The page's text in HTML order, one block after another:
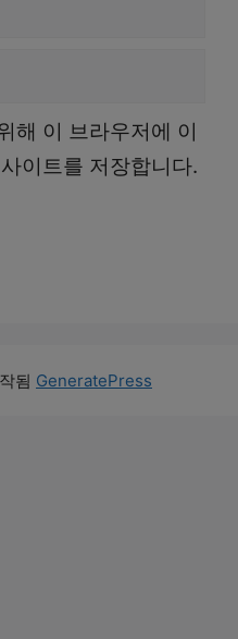
해 이 브라우저에 이
이트를 저장합니다.
됨 GeneratePress